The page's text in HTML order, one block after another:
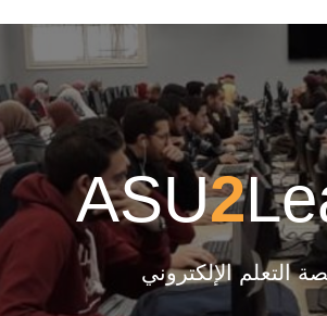
ASU2
التعلم الإلكتروني